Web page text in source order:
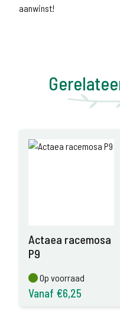
aanwinst!
Actaea racemosa
P9
Op voorraad
Op voorraad
Vanaf €6,25